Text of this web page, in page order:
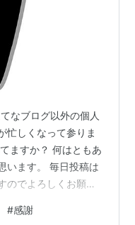
なブログ以外の個人
忙しくなって参りま
ますか？ 何はともあ
います。 毎日投稿は
のでよろしくお願い
びっこのかわいい写
#感謝